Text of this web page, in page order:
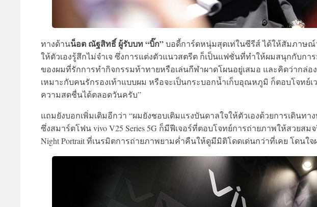
ทางด้านน็อต ณัฐสิทธิ์ ผู้รับบท “บิ๊ก”บอดี้การ์ดหนุ่มสุดเท่ในซีรีส์ ได้ให้สัมภาษณ์
ให้ตัวเองรู้สึกไม่จำเจ ซึ่งการแต่งตัวแนวสตรีต ก็เป็นแฟชั่นที่ทำให้ผมสนุกกับก
ของผมที่รักการทำกิจกรรมท้าทายหรือเล่นกีฬาผาดโผนอยู่เสมอ และคิดว่ากล่อ
เหมาะกับคนรักรองเท้าแบบผม หรือจะเป็นกระบอกน้ำเก็บอุณหภูมิ ก็ตอบโจทย์เ
ความสดชื่นได้ตลอดวันครับ”
แถมยังบอกเพิ่มเติมอีกว่า “ผมยังชอบเติมแรงบันดาลใจให้ตัวเองด้วยการเดินท
ซึ่งสมาร์ตโฟน vivo V25 Series 5G ก็มีฟีเจอร์ที่ตอบโจทย์การถ่ายภาพให้สวยสม
Night Portrait ที่เนรมิตการถ่ายภาพยามค่ำคืนให้ดูมีมิติโดดเด่นกว่าที่เคย โดนใจ